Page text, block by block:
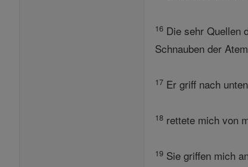
16 Die sehr Quellen
Schnauben der
17 Er griff nach
18 rettete mich von
19 Sie griffen mich